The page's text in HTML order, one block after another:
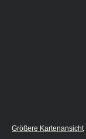
Größere Kartenansicht